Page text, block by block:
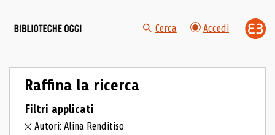
Cerca Accedi
Raffina la ricerca
Filtri applicati
Autori: Alina Renditiso